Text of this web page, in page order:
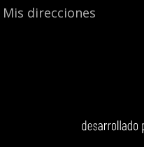
Mis direcciones